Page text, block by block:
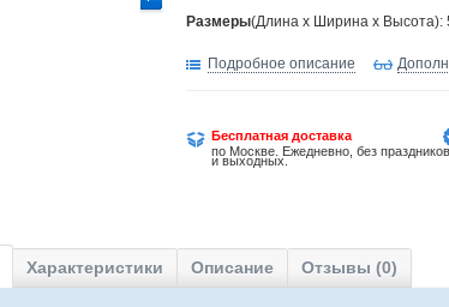
Размеры(Длина х Ширина х Высота):
Подробное описание
Бесплатная доставка
по Москве. Ежедневно, без праздников
и выходных.
Характеристики Описание Отзывы (0)